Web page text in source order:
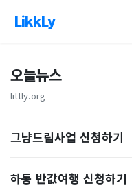
LikkLy
오늘뉴스
littly.org
그냥드림사업 신청하기
하동 반값여행 신청하기